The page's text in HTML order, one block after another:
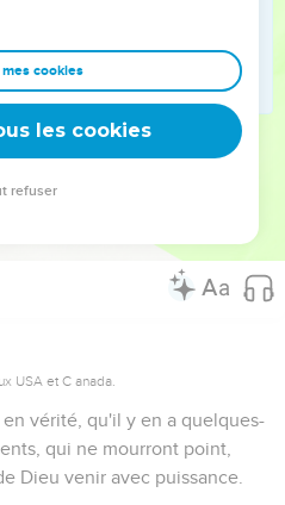
de gagner tout le monde,
échange de son âme ?
de moi et de mes paroles,
le Fils de l'homme
USA et C anada.
vérité, qu'il y en a quelques-
qui ne mourront point,
Dieu venir avec puissance.
cookies
les cookies
refuser